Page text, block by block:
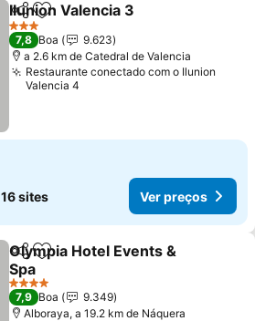
PartilharAdicionar aos favoritos
Ilunion Valencia 3
3 Estrelas
7,8 Boa
9.623
a 2.6 km de Catedral de Valencia
Restaurante conectado com o Ilunion
Valencia 4
16 sites Ver preços
PartilharAdicionar aos favoritos
Olympia Hotel Events &
Spa
4 Estrelas
7,9 Boa
9.349
Alboraya, a 19.2 km de Náquera